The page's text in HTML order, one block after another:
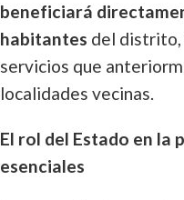
beneficiará
habitantes del distrito,
servicios que
localidades vecinas.
El rol del Estado en la
esenciales